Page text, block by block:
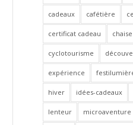
cadeaux cafétière
certificat cadeau chaise
cyclotourisme
expérience
hiver idées-cadeaux
lenteur microaventure